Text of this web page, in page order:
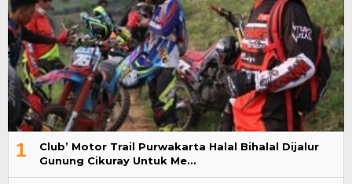
1
Club’ Motor Trail Purwakarta Halal Bihalal Dijalur
Gunung Cikuray Untuk Me…